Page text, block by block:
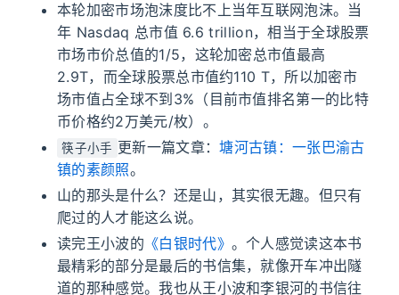
本轮加密市场泡沫度比不上当年互联网泡沫。当
年 Nasdaq 总市值 6.6 trillion，相当于全球股票
市场市价总值的1/5，这轮加密总市值最高
2.9T，而全球股票总市值约110 T，所以加密市
场市值占全球不到3%（目前市值排名第一的比特
币价格约2万美元/枚）。
筷子小手 更新一篇文章：塘河古镇：一张巴渝古
镇的素颜照。
山的那头是什么？还是山，其实很无趣。但只有
爬过的人才能这么说。
读完王小波的 《白银时代》 。个人感觉读这本书
最精彩的部分是最后的书信集，就像开车冲出隧
道的那种感觉。我也从王小波和李银河的书信往